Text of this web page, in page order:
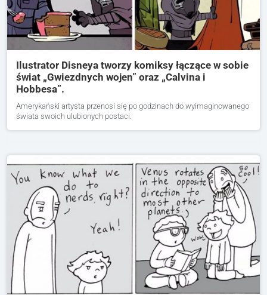
Ilustrator Disneya tworzy komiksy łączące w sobie
świat „Gwiezdnych wojen” oraz „Calvina i
Hobbesa”.
Amerykański artysta przenosi się po godzinach do wyimaginowanego
świata swoich ulubionych postaci.